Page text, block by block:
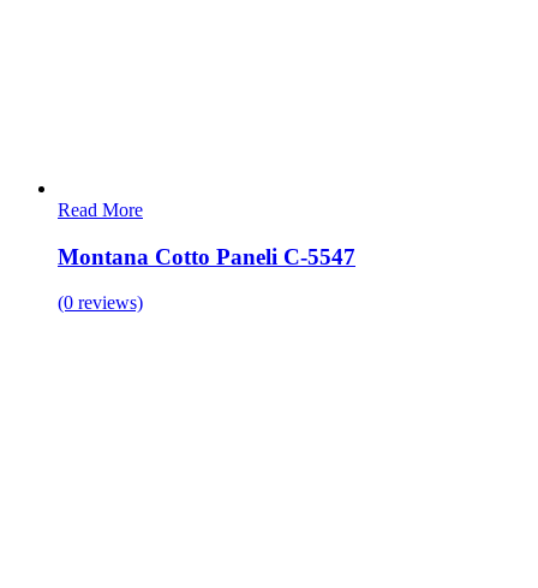
Read More
Montana Cotto Paneli C-5547
(0 reviews)